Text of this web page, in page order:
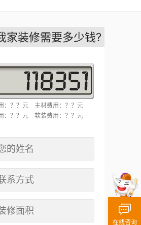
家装修需要多少钱?
：？？元
主材费用：？？元
：？？元
软装费用：？？元
在线咨询